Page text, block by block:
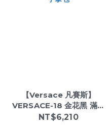
【Versace 凡賽斯】
VERSACE-18 金花黑 滿版
串標 手拿包
NT$6,210